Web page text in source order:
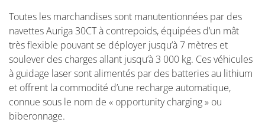
Toutes les marchandises sont manutentionnées par des
navettes Auriga 30CT à contrepoids, équipées d’un mât
très flexible pouvant se déployer jusqu’à 7 mètres et
soulever des charges allant jusqu’à 3 000 kg. Ces véhicules
à guidage laser sont alimentés par des batteries au lithium
et offrent la commodité d’une recharge automatique,
connue sous le nom de « opportunity charging » ou
biberonnage.